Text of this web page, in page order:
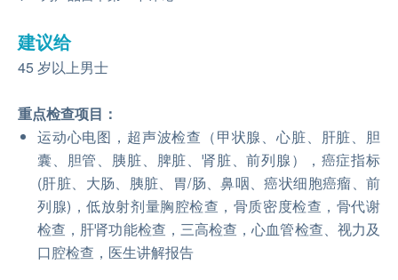
建议给
45 岁以上男士
重点检查项目：
运动心电图，超声波检查（甲状腺、心脏、肝脏、胆
囊、胆管、胰脏、脾脏、肾脏、前列腺），癌症指标
(肝脏、大肠、胰脏、胃/肠、鼻咽、癌状细胞癌瘤、前
列腺)，低放射剂量胸腔检查，骨质密度检查，骨代谢
检查，肝肾功能检查，三高检查，心血管检查、视力及
口腔检查，医生讲解报告